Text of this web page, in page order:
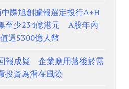
際旭創據報選定投行A+H
至少234億港元 A股年內
逼5300億人幣
報成疑 企業應用落後於需
資為潛在風險